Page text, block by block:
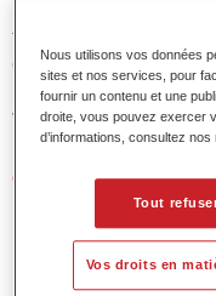
teintes pour tout
conventionnelle de
Elle est utilisable de
voitures de tourisme,
Caractéristiques du
Permet une
Le système à faire
les teintes avec
Peut être
Nous utilisons vos données
sites et nos services, pour
fournir un contenu et une
droite, vous pouvez exercer
d’informations, consultez nos
Tout
Vos droits en